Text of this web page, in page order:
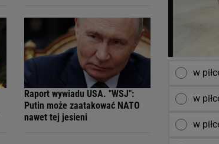
Raport wywiadu USA. "WSJ":
Putin może zaatakować NATO
nawet tej jesieni
w
w
w